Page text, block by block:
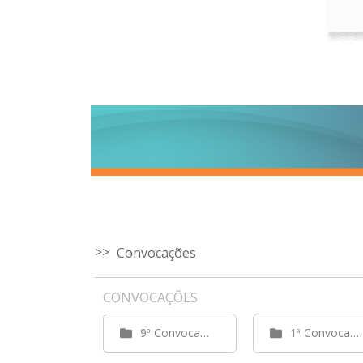
Convocações
CONVOCAÇÕES
9ª Convocação 1ª Convocação